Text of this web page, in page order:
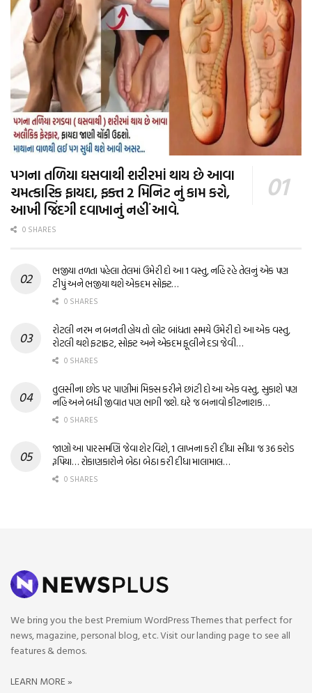
પગના તળિયા ઘસવાથી શરીરમાં થાય છે આવા
ચમત્કારિક ફાયદા, ફક્ત 2 મિનિટ નું કામ કરો,
આખી જિંદગી દવાખાનું નહીં આવે.
0 SHARES
ભજીયા તળતા પહેલા તેલમાં ઉમેરી દો આ 1 વસ્તુ, નહિ રહે તેલનું એક પણ
ટીપું અને ભજીયા થશે એકદમ સોફ્ટ…
0 SHARES
રોટલી નરમ ન બનતી હોય તો લોટ બાંધતા સમયે ઉમેરી દો આ એક વસ્તુ,
રોટલી થશે ફટાફટ, સોફ્ટ અને એકદમ ફૂલીને દડા જેવી…
0 SHARES
તુલસીના છોડ પર પાણીમાં મિક્સ કરીને છાંટી દો આ એક વસ્તુ, સુકાશે પણ
નહિ અને બધી જીવાત પણ ભાગી જશે. ઘરે જ બનાવો કીટનાશક…
0 SHARES
જાણો આ પારસમણિ જેવા શેર વિશે, 1 લાખના કરી દીધા સીધા જ 36 કરોડ
રૂપિયા… રોકાણકારોને બેઠા બેઠા કરી દીધા માલામાલ…
0 SHARES
We bring you the best Premium WordPress Themes that perfect for
news, magazine, personal blog, etc. Visit our landing page to see all
features & demos.
LEARN MORE »